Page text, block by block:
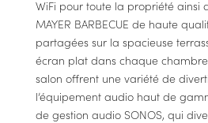
WiFi pour toute la propriété ainsi
MAYER BARBECUE de haute
partagées sur la spacieuse
écran plat dans chaque
salon offrent une variété de
l’équipement audio haut de
de gestion audio SONOS, qui